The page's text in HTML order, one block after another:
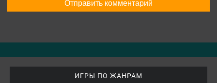
ИГРЫ ПО ЖАНРАМ